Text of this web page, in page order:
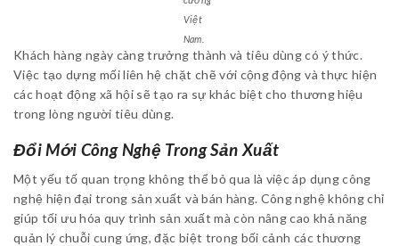
Việt
Nam.
Khách hàng ngày càng trưởng thành và tiêu dùng có ý thức.
Việc tạo dựng mối liên hệ chặt chẽ với cộng động và thực hiện
các hoạt động xã hội sẽ tạo ra sự khác biệt cho thương hiệu
trong lòng người tiêu dùng.
Đổi Mới Công Nghệ Trong Sản Xuất
Một yếu tố quan trọng không thể bỏ qua là việc áp dụng công
nghệ hiện đại trong sản xuất và bán hàng. Công nghệ không chỉ
giúp tối ưu hóa quy trình sản xuất mà còn nâng cao khả năng
quản lý chuỗi cung ứng, đặc biệt trong bối cảnh các thương